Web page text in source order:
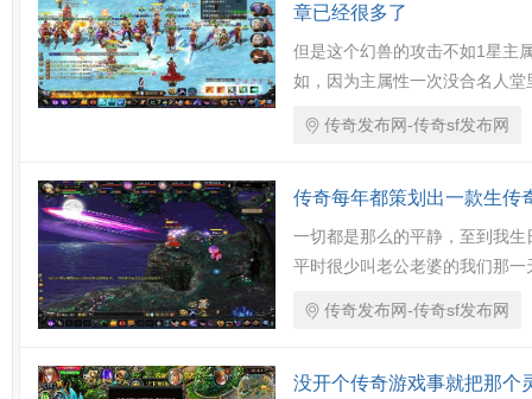
章已经很多了
但是这个幻兽的攻击不如1星主
如，因为主属性一次没合名人
传奇发布网-传奇sf发布网
传奇每年都策划出一款生传
一切都是那么的平静，至到我
平时很少叫老公老婆的我们那
传奇发布网-传奇sf发布网
没开个传奇游戏事就把那个